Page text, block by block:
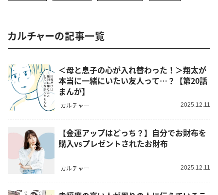
カルチャーの記事一覧
＜母と息子の心が入れ替わった！＞翔太が
本当に一緒にいたい友人って…？【第20話
まんが】
カルチャー 2025.12.11
【金運アップはどっち？】自分でお財布を
購入vsプレゼントされたお財布
カルチャー 2025.12.11